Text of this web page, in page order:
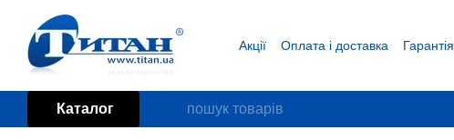
Перейти до основного контенту
Акції Оплата і доставка Гарантія
Каталог